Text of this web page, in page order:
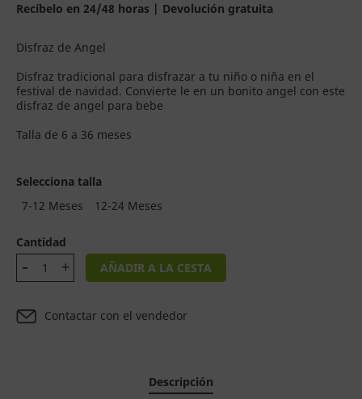
Recíbelo en 24/48 horas | Devolución gratuita
Disfraz de Angel
Disfraz tradicional para disfrazar a tu niño o niña en el
festival de navidad. Convierte le en un bonito angel con este
disfraz de angel para bebe
Talla de 6 a 36 meses
Selecciona talla
7-12 Meses
12-24 Meses
Cantidad
AÑADIR A LA CESTA
Contactar con el vendedor
Descripción